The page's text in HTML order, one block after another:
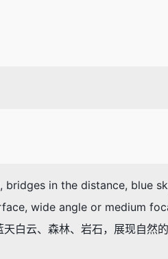
in the distance, blue
wide angle or medium
白云、森林、岩石，展现自然